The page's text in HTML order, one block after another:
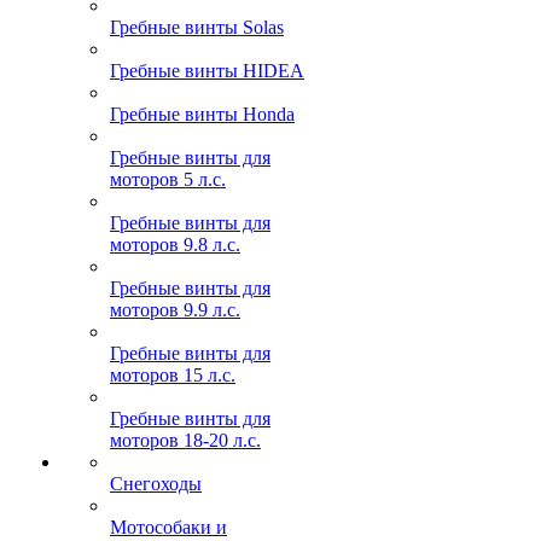
Гребные винты Solas
Гребные винты HIDEA
Гребные винты Honda
Гребные винты для
моторов 5 л.с.
Гребные винты для
моторов 9.8 л.с.
Гребные винты для
моторов 9.9 л.с.
Гребные винты для
моторов 15 л.с.
Гребные винты для
моторов 18-20 л.с.
Снегоходы
Мотособаки и